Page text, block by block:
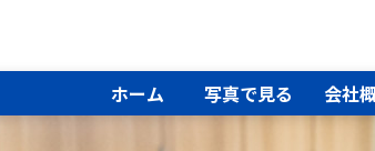
ホーム 写真で見る 会社